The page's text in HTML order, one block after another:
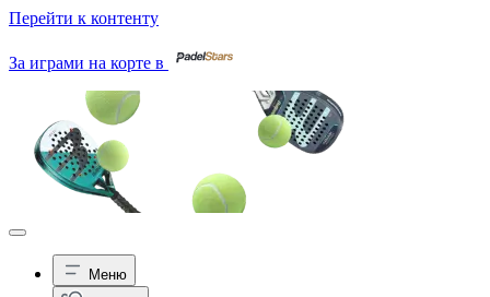
Перейти к контенту
За играми на корте в
Меню